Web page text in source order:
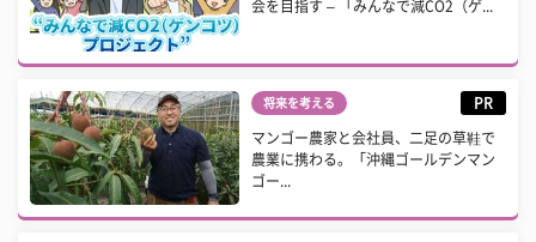
会を目指す – 「みんなで減CO2（ゲ...
将来を考える PR
マンゴー農家と会社員、二足の草鞋で
農業に携わる。「沖縄ゴールデンマン
ゴー...